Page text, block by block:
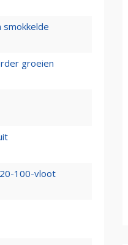
smokkelde
groeien
100-vloot